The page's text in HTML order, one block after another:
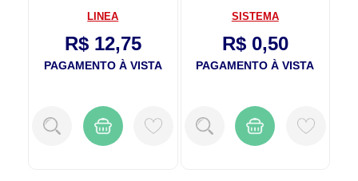
SISTEMA
R$ 0,50
PAGAMENTO À VISTA
CIMED
R$ 19,99
PAGAMENTO À VISTA